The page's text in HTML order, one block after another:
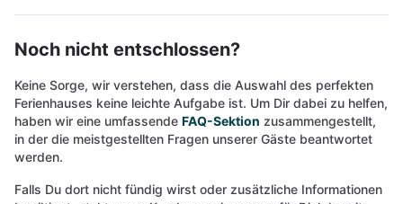
Noch nicht entschlossen?
Keine Sorge, wir verstehen, dass die Auswahl des perfekten
Ferienhauses keine leichte Aufgabe ist. Um Dir dabei zu helfen,
haben wir eine umfassende FAQ-Sektion zusammengestellt,
in der die meistgestellten Fragen unserer Gäste beantwortet
werden.
Falls Du dort nicht fündig wirst oder zusätzliche Informationen